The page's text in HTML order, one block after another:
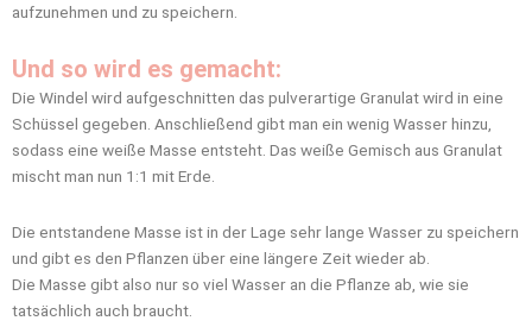
aufzunehmen und zu speichern.
Und so wird es gemacht:
Die Windel wird aufgeschnitten das pulverartige Granulat wird in eine
Schüssel gegeben. Anschließend gibt man ein wenig Wasser hinzu,
sodass eine weiße Masse entsteht. Das weiße Gemisch aus Granulat
mischt man nun 1:1 mit Erde.
Die entstandene Masse ist in der Lage sehr lange Wasser zu speichern
und gibt es den Pflanzen über eine längere Zeit wieder ab.
Die Masse gibt also nur so viel Wasser an die Pflanze ab, wie sie
tatsächlich auch braucht.